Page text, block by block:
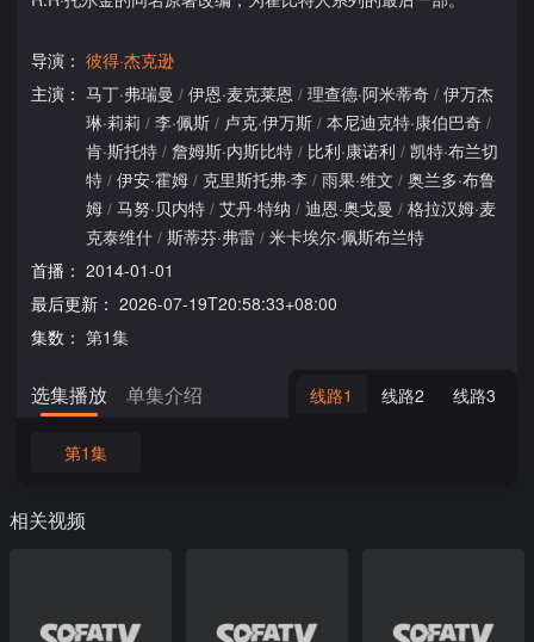
导演： 彼得·杰克逊
主演： 马丁·弗瑞曼 / 伊恩·麦克莱恩 / 理查德·阿米蒂奇 / 伊万杰
琳·莉莉 / 李·佩斯 / 卢克·伊万斯 / 本尼迪克特·康伯巴奇 /
肯·斯托特 / 詹姆斯·内斯比特 / 比利·康诺利 / 凯特·布兰切
特 / 伊安·霍姆 / 克里斯托弗·李 / 雨果·维文 / 奥兰多·布鲁
姆 / 马努·贝内特 / 艾丹·特纳 / 迪恩·奥戈曼 / 格拉汉姆·麦
克泰维什 / 斯蒂芬·弗雷 / 米卡埃尔·佩斯布兰特
首播： 2014-01-01
最后更新： 2026-07-19T20:58:33+08:00
集数： 第1集
选集播放 单集介绍 线路1 线路2 线路3
第1集
相关视频